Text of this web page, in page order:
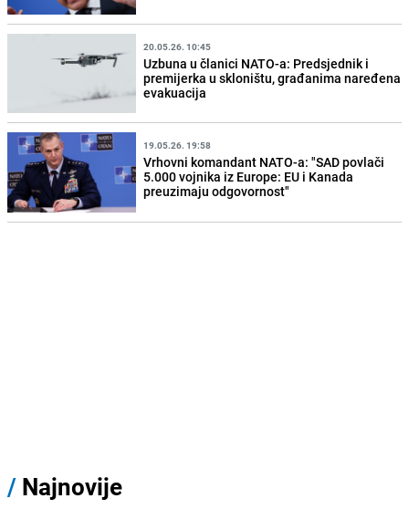
20.05.26. 10:45
Uzbuna u članici NATO-a: Predsjednik i
premijerka u skloništu, građanima naređena
evakuacija
19.05.26. 19:58
Vrhovni komandant NATO-a: "SAD povlači
5.000 vojnika iz Europe: EU i Kanada
preuzimaju odgovornost"
/ Najnovije